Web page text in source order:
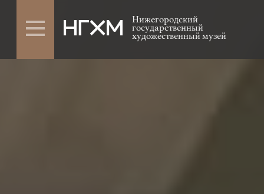
Нижегородский
государственный
художественный музей